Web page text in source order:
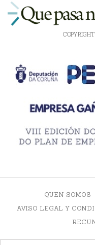
QUEN SOMOS
AVISO LEGAL Y